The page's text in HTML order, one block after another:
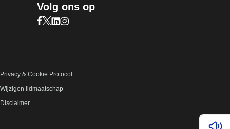
Lees
Volg ons op
Bezoek onze Facebook pagina (opent in nieuw
Bezoek onze X pagina (opent in nieuw tabblad)
Bezoek onze LinkedIn pagina (opent in nieuw
Bezoek onze Instagram pagina (opent in
Privacy & Cookie Protocol
Wijzigen lidmaatschap
Disclaimer